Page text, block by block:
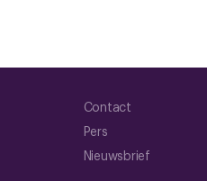
Contact
Pers
Nieuwsbrief